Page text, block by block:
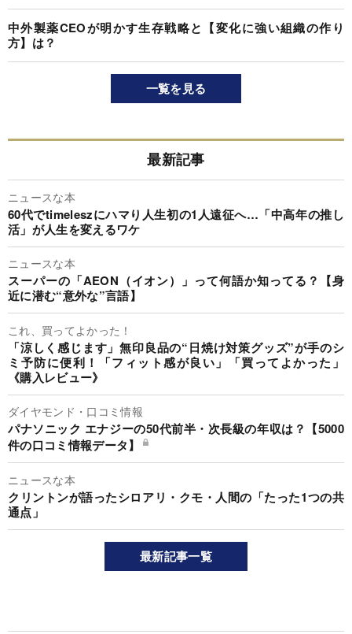
中外製薬CEOが明かす生存戦略と【変化に強い組織の作り
方】は？
一覧を見る
最新記事
ニュースな本
60代でtimeleszにハマり人生初の1人遠征へ…「中高年の推し
活」が人生を変えるワケ
ニュースな本
スーパーの「AEON（イオン）」って何語か知ってる？【身
近に潜む“意外な”言語】
これ、買ってよかった！
「涼しく感じます」無印良品の“日焼け対策グッズ”が手のシ
ミ予防に便利！「フィット感が良い」「買ってよかった」
《購入レビュー》
ダイヤモンド・口コミ情報
パナソニック エナジーの50代前半・次長級の年収は？【5000
件の口コミ情報データ】
ニュースな本
クリントンが語ったシロアリ・クモ・人間の「たった1つの共
通点」
最新記事一覧